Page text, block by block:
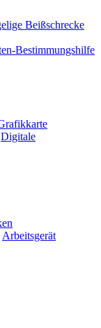
Beißschrecke
Bestimmungshilfe
Digitale
Arbeitsgerät